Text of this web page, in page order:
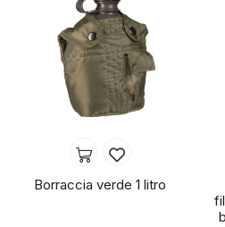
filtro incluso dura per molti usi ed è
utile se lo si vuole cambiare.
Rapporto qualità-prezzo ottimo.
04/06/2021
Luigi Leone
Borraccia verde 1 litro